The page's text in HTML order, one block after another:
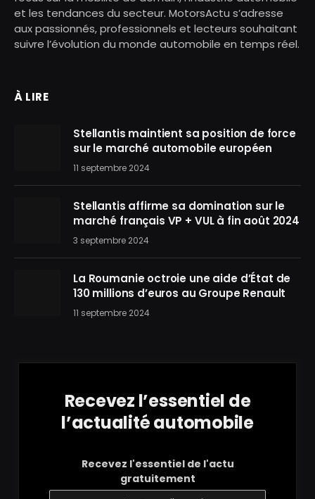
et les tendances du secteur. MotorsActu s’adresse
aux passionnés, professionnels et lecteurs souhaitant
suivre l’évolution du monde automobile en temps réel.
À LIRE
Stellantis maintient sa position de force
sur le marché automobile européen
11 septembre 2024
Stellantis affirme sa domination sur le
marché français VP + VUL à fin août 2024
3 septembre 2024
La Roumanie octroie une aide d’État de
130 millions d’euros au Groupe Renault
11 septembre 2024
Recevez l’essentiel de
l’actualité automobile
Recevez l'essentiel de l'actu
gratuitement